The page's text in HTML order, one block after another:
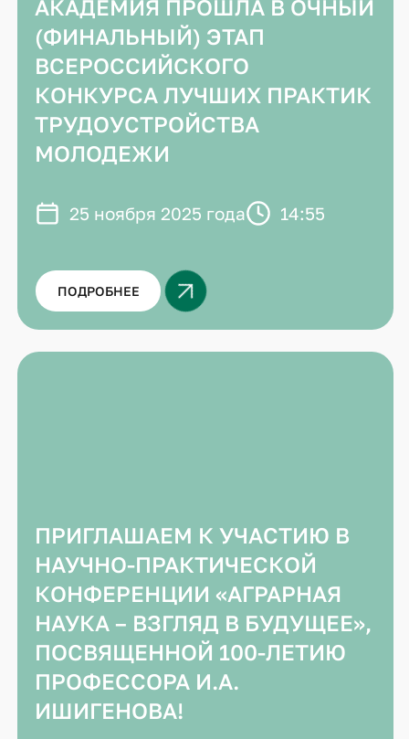
АКАДЕМИЯ ПРОШЛА В ОЧНЫЙ
(ФИНАЛЬНЫЙ) ЭТАП
ВСЕРОССИЙСКОГО
КОНКУРСА ЛУЧШИХ ПРАКТИК
ТРУДОУСТРОЙСТВА
МОЛОДЕЖИ
25 ноября 2025 года 14:55
ПОДРОБНЕЕ
ПРИГЛАШАЕМ К УЧАСТИЮ В
НАУЧНО-ПРАКТИЧЕСКОЙ
КОНФЕРЕНЦИИ «АГРАРНАЯ
НАУКА – ВЗГЛЯД В БУДУЩЕЕ»,
ПОСВЯЩЕННОЙ 100-ЛЕТИЮ
ПРОФЕССОРА И.А.
ИШИГЕНОВА!